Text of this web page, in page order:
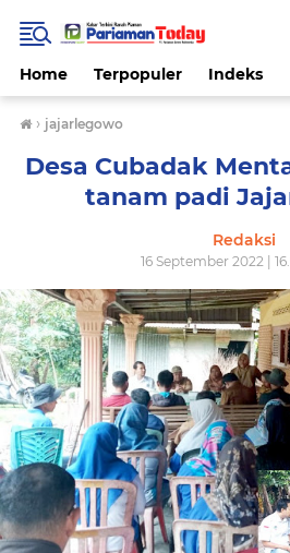
Home Terpopuler Indeks
› jajarlegowo
Desa Cubadak
tanam padi
Redaksi
16 September 2022 |